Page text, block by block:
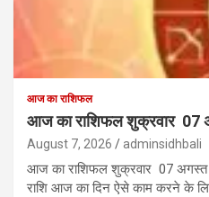
आज का राशिफल
आज का राशिफल शुक्रवार 07
August 7, 2026 adminsidhbali
आज का राशिफल शुक्रवार 07
राशि आज का दिन ऐसे काम करने के